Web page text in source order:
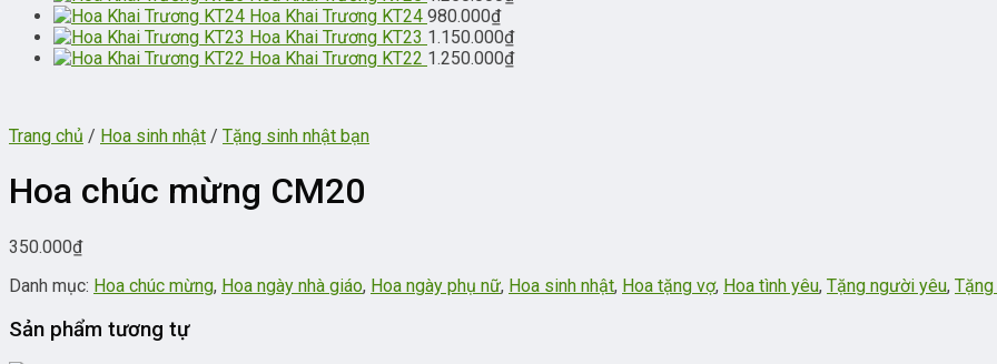
Hoa Khai Trương KT24 980.000₫
Hoa Khai Trương KT23 1.150.000₫
Hoa Khai Trương KT22 1.250.000₫
Trang chủ / Hoa sinh nhật / Tặng sinh nhật bạn
Hoa chúc mừng CM20
350.000₫
Danh mục: Hoa chúc mừng, Hoa ngày nhà giáo, Hoa ngày phụ nữ, Hoa sinh nhật, Hoa tặng vợ, Hoa tình yêu, Tặng người yêu,
Sản phẩm tương tự